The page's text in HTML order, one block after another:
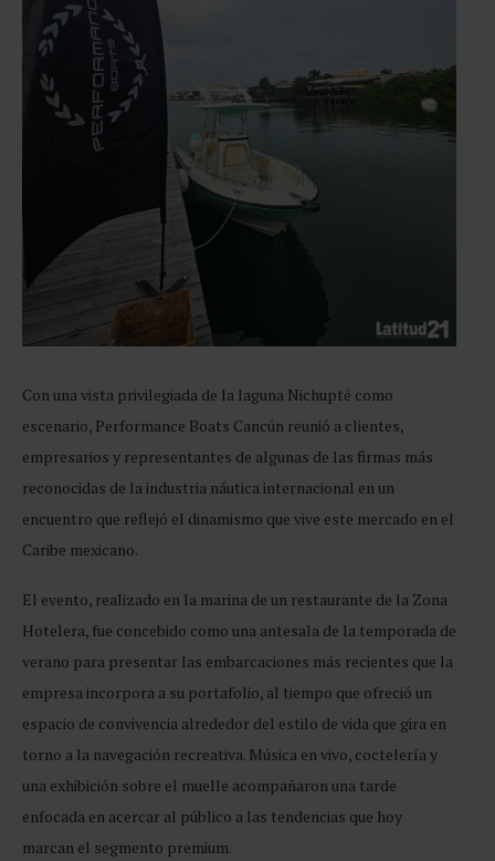
Con una vista privilegiada de la laguna Nichupté como
escenario, Performance Boats Cancún reunió a clientes,
empresarios y representantes de algunas de las firmas más
reconocidas de la industria náutica internacional en un
encuentro que reflejó el dinamismo que vive este mercado en el
Caribe mexicano.
El evento, realizado en la marina de un restaurante de la Zona
Hotelera, fue concebido como una antesala de la temporada de
verano para presentar las embarcaciones más recientes que la
empresa incorpora a su portafolio, al tiempo que ofreció un
espacio de convivencia alrededor del estilo de vida que gira en
torno a la navegación recreativa. Música en vivo, coctelería y
una exhibición sobre el muelle acompañaron una tarde
enfocada en acercar al público a las tendencias que hoy
marcan el segmento premium.